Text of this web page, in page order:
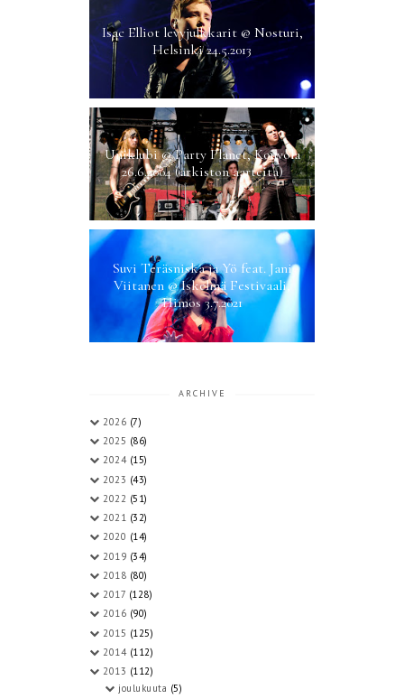
Isac Elliot levyjulkkarit @ Nosturi,
Helsinki 24.5.2013
Uniklubi @ Party Planet, Kouvola
26.6.2004 (arkiston aarteita)
Suvi Teräsniska ja Yö feat. Jani
Viitanen @ Iskelmä Festivaali,
Himos 3.7.2021
ARCHIVE
2026 (7)
2025 (86)
2024 (15)
2023 (43)
2022 (51)
2021 (32)
2020 (14)
2019 (34)
2018 (80)
2017 (128)
2016 (90)
2015 (125)
2014 (112)
2013 (112)
joulukuuta (5)